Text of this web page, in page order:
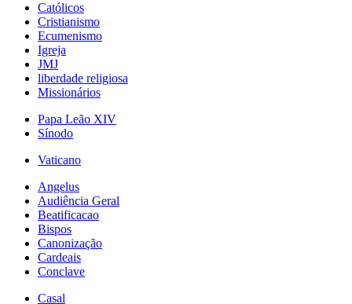
Católicos
Cristianismo
Ecumenismo
Igreja
JMJ
liberdade religiosa
Missionários
Papa Leão XIV
Sínodo
Vaticano
Angelus
Audiência Geral
Beatificacao
Bispos
Canonização
Cardeais
Conclave
Casal